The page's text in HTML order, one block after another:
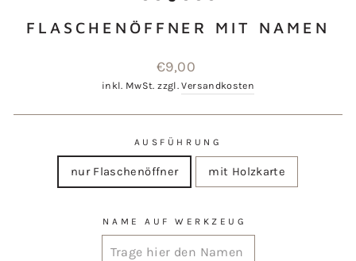
FLASCHENÖFFNER MIT NAMEN
Normaler
Preis
€9,00
inkl. MwSt. zzgl.Versandkosten
AUSFÜHRUNG
nur Flaschenöffner mit Holzkarte
NAME AUF WERKZEUG